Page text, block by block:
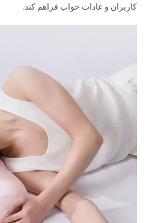
کاربران و عادات خواب فراهم کند.